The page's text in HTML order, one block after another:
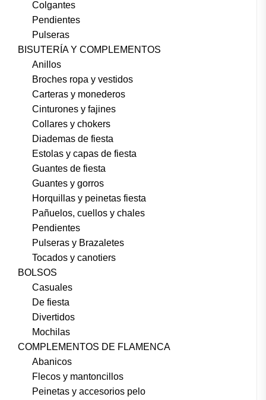
Colgantes
Pendientes
Pulseras
BISUTERÍA Y COMPLEMENTOS
Anillos
Broches ropa y vestidos
Carteras y monederos
Cinturones y fajines
Collares y chokers
Diademas de fiesta
Estolas y capas de fiesta
Guantes de fiesta
Guantes y gorros
Horquillas y peinetas fiesta
Pañuelos, cuellos y chales
Pendientes
Pulseras y Brazaletes
Tocados y canotiers
BOLSOS
Casuales
De fiesta
Divertidos
Mochilas
COMPLEMENTOS DE FLAMENCA
Abanicos
Flecos y mantoncillos
Peinetas y accesorios pelo